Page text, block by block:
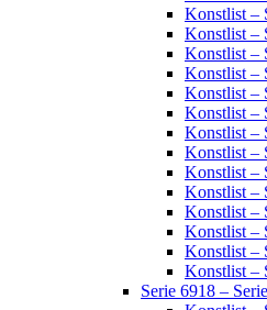
Konstlist –
Konstlist –
Konstlist –
Konstlist –
Konstlist –
Konstlist –
Konstlist –
Konstlist –
Konstlist –
Konstlist –
Konstlist –
Konstlist –
Konstlist –
Konstlist –
Serie 6918 –